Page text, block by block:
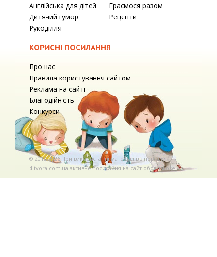
Англійська для дітей
Граємося разом
Дитячий гумор
Рецепти
Рукоділля
КОРИСНІ ПОСИЛАННЯ
Про нас
Правила користування сайтом
Реклама на сайті
Благодійність
Конкурси
© 2010-2026 При використаннi матерiалiв з порталу
ditvora.com.ua активне посилання на сайт обов'язкове. .